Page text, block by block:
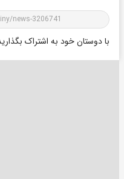
با دوستان خود به اشتراک